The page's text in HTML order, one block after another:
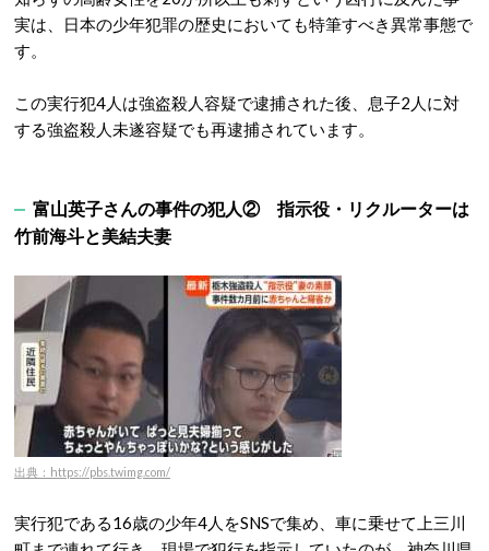
実は、日本の少年犯罪の歴史においても特筆すべき異常事態で
す。
この実行犯4人は強盗殺人容疑で逮捕された後、息子2人に対
する強盗殺人未遂容疑でも再逮捕されています。
富山英子さんの事件の犯人② 指示役・リクルーターは
竹前海斗と美結夫妻
出典：https://pbs.twimg.com/
実行犯である16歳の少年4人をSNSで集め、車に乗せて上三川